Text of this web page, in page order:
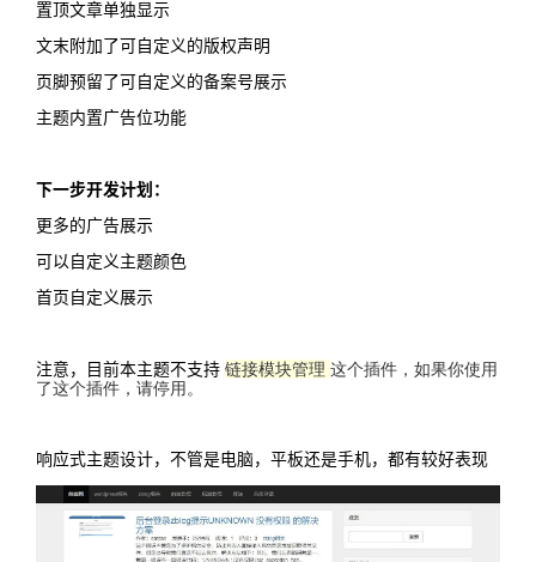
置顶文章单独显示
文末附加了可自定义的版权声明
页脚预留了可自定义的备案号展示
主题内置广告位功能
下一步开发计划：
更多的广告展示
可以自定义主题颜色
首页自定义展示
注意，目前本主题不支持 链接模块管理 这个插件，如果你使用
了这个插件，请停用。
响应式主题设计，不管是电脑，平板还是手机，都有较好表现